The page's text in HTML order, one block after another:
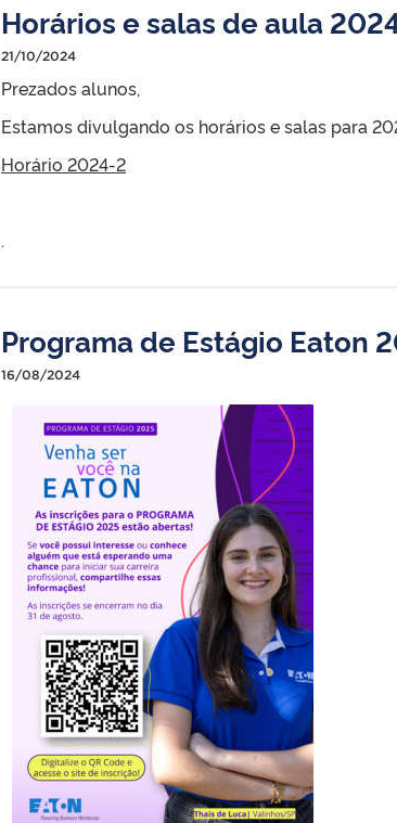
Horários e salas de aula
21/10/2024
Prezados alunos,
Estamos divulgando os horários e salas para
Horário 2024-2
.
Programa de Estágio Eaton
16/08/2024